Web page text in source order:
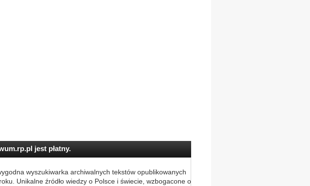
jest płatny.
wyszukiwarka archiwalnych tekstów opublikowanych
Unikalne źródło wiedzy o Polsce i świecie, wzbogacone o